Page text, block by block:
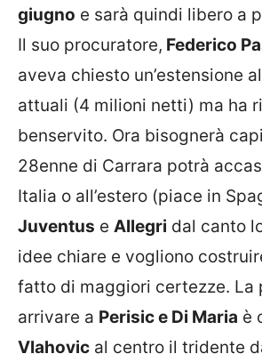
giugno e sarà quindi libero a
Il suo procuratore, Federico
aveva chiesto un’estensione
attuali (4 milioni netti) ma ha
benservito. Ora bisognerà
28enne di Carrara potrà
Italia o all’estero (piace in
Juventus e Allegri dal canto
idee chiare e vogliono
fatto di maggiori certezze. La
arrivare a Perisic e Di Maria è
Vlahovic al centro il tridente